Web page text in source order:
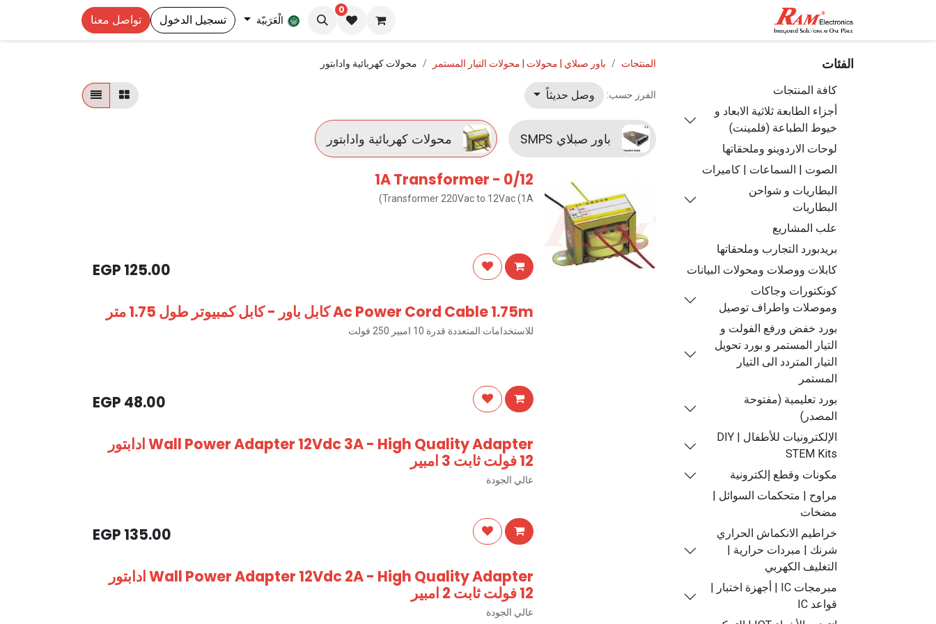
0
الْعَرَبيّة تسجيل الدخول تواصل معنا
الفئات
كافة المنتجات
أجزاء الطابعة ثلاثية الابعاد و
خيوط الطباعة (فلمينت)
لوحات الاردوينو وملحقاتها
الصوت | السماعات | كاميرات
البطاريات و شواحن
البطاريات
علب المشاريع
بريدبورد التجارب وملحقاتها
كابلات ووصلات ومحولات البيانات
كونكتورات وجاكات
وموصلات واطراف توصيل
بورد خفض ورفع الفولت و
التيار المستمر و بورد تحويل
التيار المتردد الى التيار
المستمر
بورد تعليمية (مفتوحة
المصدر)
الإلكترونيات للأطفال | DIY
STEM Kits
مكونات وقطع إلكترونية
مراوح | متحكمات السوائل |
مضخات
خراطيم الانكماش الحراري
شرنك | مبردات حرارية |
التغليف الكهربي
مبرمجات IC | أجهزة اختبار |
قواعد IC
المنتجات باور صبلاي | محولات | محولات التيار المستمر محولات كهربائية وادابتور
الفرز حسب: وصل حديثاً
باور صبلاي SMPS محولات كهربائية وادابتور
0/12 - 1A Transformer
Transformer 220Vac to 12Vac (1A)
125.00
Ac Power Cord Cable 1.75m كابل باور - كابل كمبيوتر طول 1.75 متر
للاستخدامات المتعددة قدرة 10 امبير 250 فولت
48.00
Wall Power Adapter 12Vdc 3A - High Quality Adapter ادابتور
12 فولت ثابت 3 امبير
عالي الجودة
135.00
Wall Power Adapter 12Vdc 2A - High Quality Adapter ادابتور
12 فولت ثابت 2 امبير
عالي الجودة